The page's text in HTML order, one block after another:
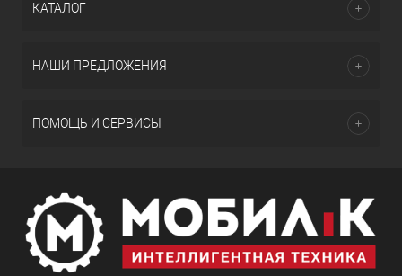
КАТАЛОГ
НАШИ ПРЕДЛОЖЕНИЯ
ПОМОЩЬ И СЕРВИСЫ